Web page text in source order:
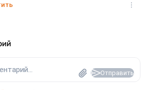
Отправить